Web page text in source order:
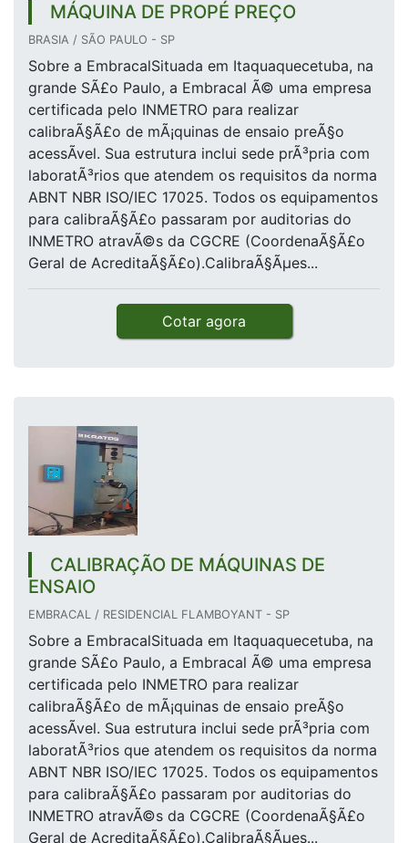
MÁQUINA DE PROPÉ PREÇO
BRASIA / SÃO PAULO - SP
Sobre a EmbracalSituada em Itaquaquecetuba, na
grande SÃ£o Paulo, a Embracal Ã© uma empresa
certificada pelo INMETRO para realizar
calibraÃ§Ã£o de mÃ¡quinas de ensaio preÃ§o
acessÃ­vel. Sua estrutura inclui sede prÃ³pria com
laboratÃ³rios que atendem os requisitos da norma
ABNT NBR ISO/IEC 17025. Todos os equipamentos
para calibraÃ§Ã£o passaram por auditorias do
INMETRO atravÃ©s da CGCRE (CoordenaÃ§Ã£o
Geral de AcreditaÃ§Ã£o).CalibraÃ§Ãµes...
Cotar agora
CALIBRAÇÃO DE MÁQUINAS DE
ENSAIO
EMBRACAL / RESIDENCIAL FLAMBOYANT - SP
Sobre a EmbracalSituada em Itaquaquecetuba, na
grande SÃ£o Paulo, a Embracal Ã© uma empresa
certificada pelo INMETRO para realizar
calibraÃ§Ã£o de mÃ¡quinas de ensaio preÃ§o
acessÃ­vel. Sua estrutura inclui sede prÃ³pria com
laboratÃ³rios que atendem os requisitos da norma
ABNT NBR ISO/IEC 17025. Todos os equipamentos
para calibraÃ§Ã£o passaram por auditorias do
INMETRO atravÃ©s da CGCRE (CoordenaÃ§Ã£o
Geral de AcreditaÃ§Ã£o).CalibraÃ§Ãµes...